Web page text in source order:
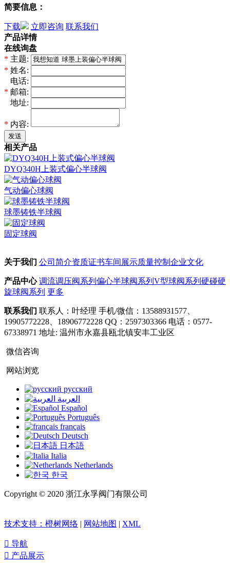
简要信息：
下载 立即咨询 联系我们
产品详情
在线询盘
* 主题:
* 姓名:
电话:
* 邮箱:
地址:
* 内容:
发送
相关产品
DYQ340H上装式偏心半球阀
气动偏心球阀
球墨铸铁半球阀
固定球阀
关于我们 公司简介资质证书车间展示质量控制 企业文化
产品中心 调流调压阀系列 偏心半球阀系列 V型球阀系列 硬碰硬
旋球阀系列 更多
联系我们 联系人：叶经理 手机/微信：13588931577、
19905772228、18906772228 QQ：2597303366 电话：0577-
67338971 地址: 温州市永嘉县瓯北镇安丰工业区
微信咨询
网站浏览
русский
العربية
Español
Português
français
Deutsch
日本語
Italia
Netherlands
한국
Copyright © 2020 浙江永孚阀门有限公司
技术支持：橙树网络 | 网站地图 | XML
 导航
 产品展示